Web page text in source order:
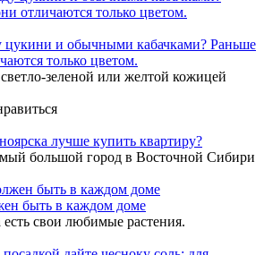
цукини и обычными кабачками? Раньше
только цветом.
зеленой или желтой кожицей
лучше купить квартиру?
большой город в Восточной Сибири
быть в каждом доме
свои любимые растения.